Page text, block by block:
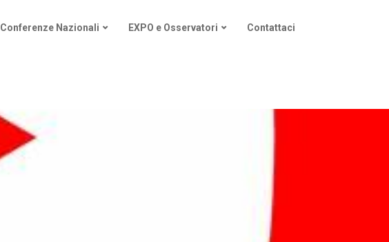
Conferenze Nazionali EXPO e Osservatori Contattaci